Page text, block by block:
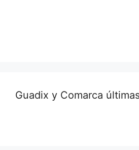
Guadix y Comarca